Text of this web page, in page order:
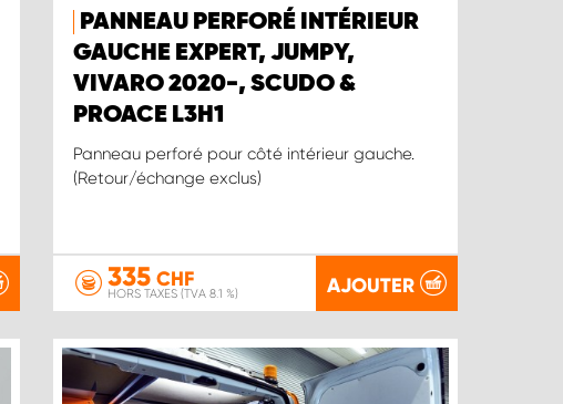
PANNEAU PERFORÉ INTÉRIEUR
GAUCHE EXPERT, JUMPY,
VIVARO 2020-, SCUDO &
PROACE L3H1
Panneau perforé pour côté intérieur gauche.
(Retour/échange exclus)
335 CHF
HORS TAXES (TVA 8.1 %) AJOUTER